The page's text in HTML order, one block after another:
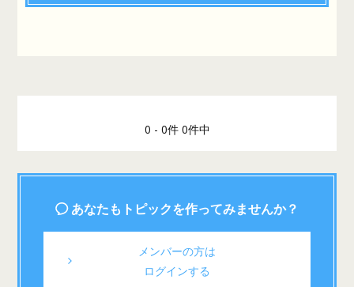
0 - 0件 0件中
あなたもトピックを作ってみませんか？
メンバーの方は
ログインする